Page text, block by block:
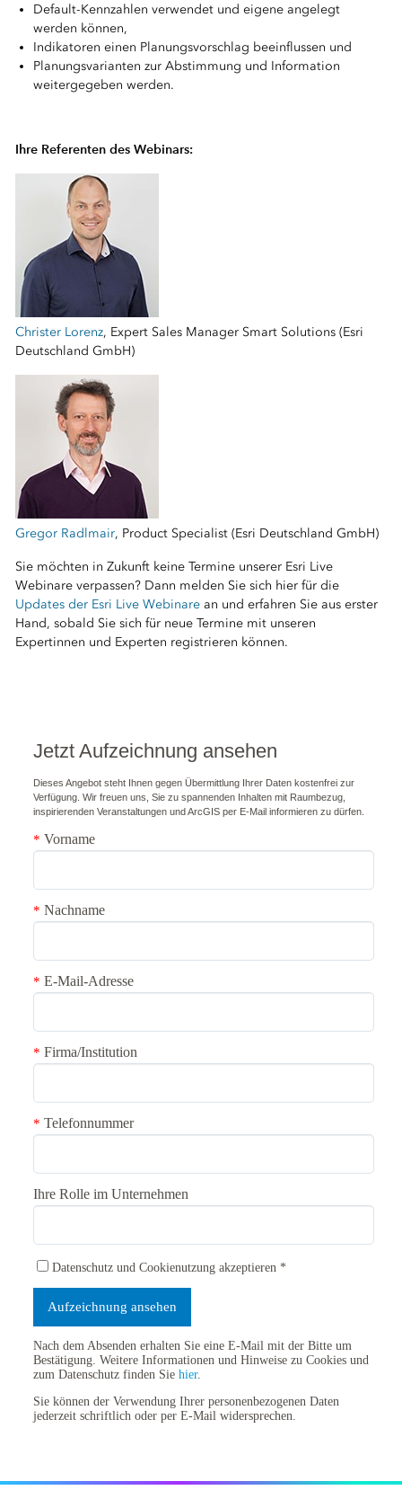
Default-Kennzahlen verwendet und eigene angelegt
werden können,
Indikatoren einen Planungsvorschlag beeinflussen und
Planungsvarianten zur Abstimmung und Information
weitergegeben werden.
Ihre Referenten des Webinars:
Christer Lorenz, Expert Sales Manager Smart Solutions (Esri
Deutschland GmbH)
Gregor Radlmair, Product Specialist (Esri Deutschland GmbH)
Sie möchten in Zukunft keine Termine unserer Esri Live
Webinare verpassen? Dann melden Sie sich hier für die
Updates der Esri Live Webinarean und erfahren Sie aus erster
Hand, sobald Sie sich für neue Termine mit unseren
Expertinnen und Experten registrieren können.